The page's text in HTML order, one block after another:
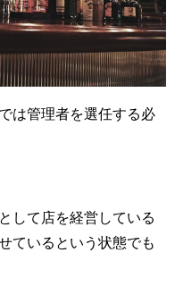
は管理者を選任する必
して店を経営している
ているという状態でも